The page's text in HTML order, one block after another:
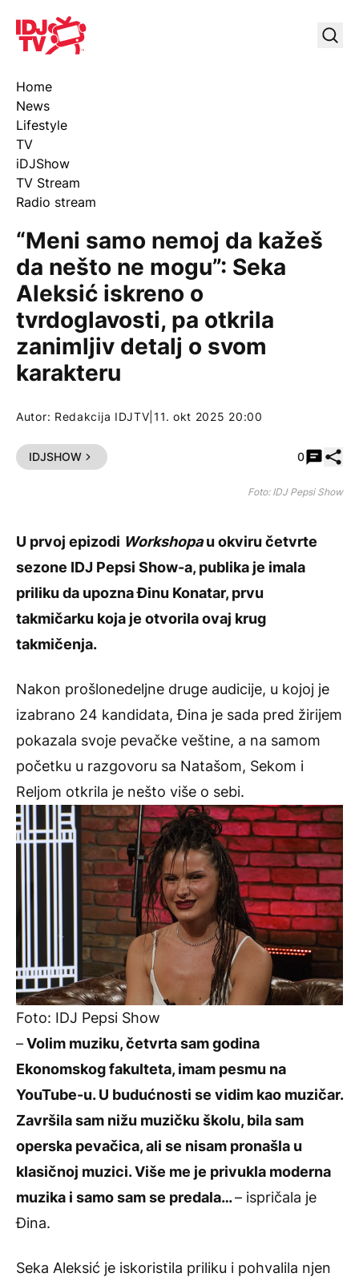
IDJ TV
Home
News
Lifestyle
TV
iDJShow
TV Stream
Radio stream
“Meni samo nemoj da kažeš
da nešto ne mogu”: Seka
Aleksić iskreno o
tvrdoglavosti, pa otkrila
zanimljiv detalj o svom
karakteru
Autor: Redakcija IDJTV 11. okt 2025 20:00
IDJSHOW 0
Foto: IDJ Pepsi Show
U prvoj epizodi Workshopau okviru četvrte
sezone IDJ Pepsi Show-a, publika je imala
priliku da upozna Đinu Konatar, prvu
takmičarku koja je otvorila ovaj krug
takmičenja.
Nakon prošlonedeljne druge audicije, u kojoj je
izabrano 24 kandidata, Đina je sada pred žirijem
pokazala svoje pevačke veštine, a na samom
početku u razgovoru sa Natašom, Sekom i
Reljom otkrila je nešto više o sebi.
Foto: IDJ Pepsi Show
–Volim muziku, četvrta sam godina
Ekonomskog fakulteta, imam pesmu na
YouTube-u. U budućnosti se vidim kao muzičar.
Završila sam nižu muzičku školu, bila sam
operska pevačica, ali se nisam pronašla u
klasičnoj muzici. Više me je privukla moderna
muzika i samo sam se predala…– ispričala je
Đina.
Seka Aleksić je iskoristila priliku i pohvalila njen